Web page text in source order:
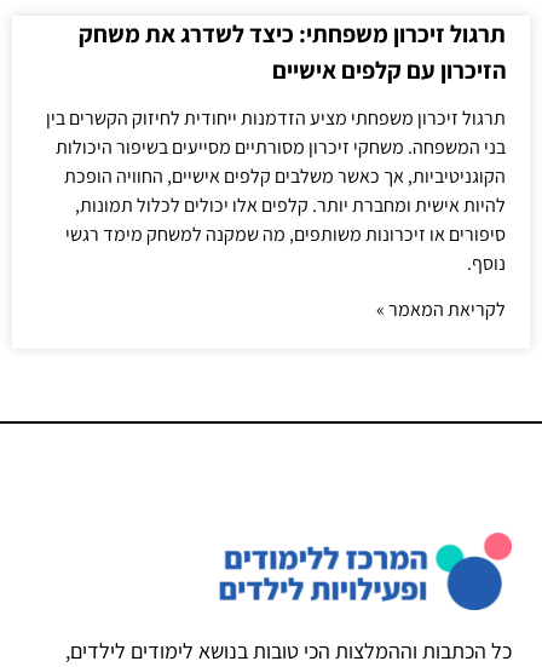
תרגול זיכרון משפחתי: כיצד לשדרג את משחק
הזיכרון עם קלפים אישיים
תרגול זיכרון משפחתי מציע הזדמנות ייחודית לחיזוק הקשרים בין
בני המשפחה. משחקי זיכרון מסורתיים מסייעים בשיפור היכולות
הקוגניטיביות, אך כאשר משלבים קלפים אישיים, החוויה הופכת
להיות אישית ומחברת יותר. קלפים אלו יכולים לכלול תמונות,
סיפורים או זיכרונות משותפים, מה שמקנה למשחק מימד רגשי
נוסף.
לקריאת המאמר »
כל הכתבות וההמלצות הכי טובות בנושא לימודים לילדים,